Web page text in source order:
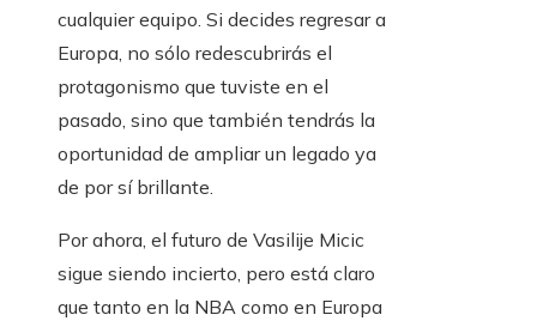
cualquier equipo. Si decides regresar a
Europa, no sólo redescubrirás el
protagonismo que tuviste en el
pasado, sino que también tendrás la
oportunidad de ampliar un legado ya
de por sí brillante.
Por ahora, el futuro de Vasilije Micic
sigue siendo incierto, pero está claro
que tanto en la NBA como en Europa